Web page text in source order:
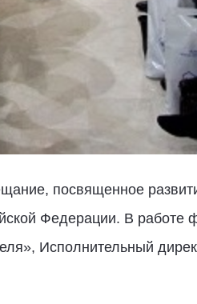
посвященное
Федерации. В работе
Исполнительный